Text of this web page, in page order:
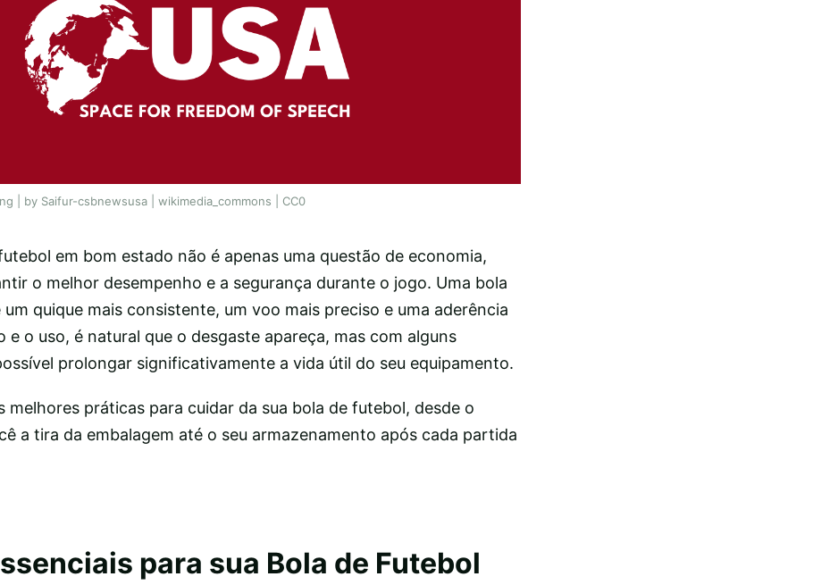
| by Saifur-csbnewsusa | wikimedia_commons | CC0
em bom estado não é apenas uma questão de economia,
o melhor desempenho e a segurança durante o jogo. Uma bola
quique mais consistente, um voo mais preciso e uma aderência
e o uso, é natural que o desgaste apareça, mas com alguns
prolongar significativamente a vida útil do seu equipamento.
melhores práticas para cuidar da sua bola de futebol, desde o
a tira da embalagem até o seu armazenamento após cada partida
para sua Bola de Futebol